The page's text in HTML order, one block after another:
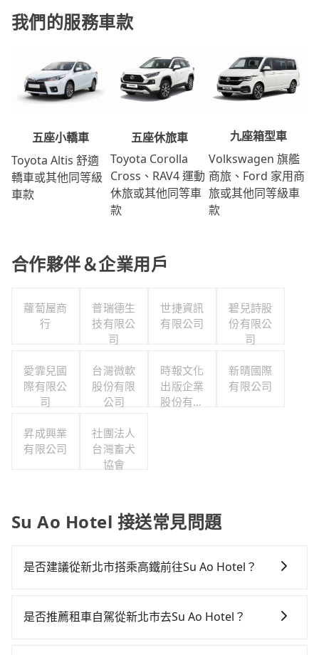
我們的服務車款
五座小轎車
Toyota Altis 舒適
轎車或其他同等級
車款
五座休旅車
Toyota Corolla
Cross、RAV4 運動
休旅或其他同等車
款
九座箱型車
Volkswagen 旗艦
商旅、Ford 家用商
旅或其他同等級車
款
合作夥伴＆企業用戶
蘿蔔屋商
行
普瑞德生
技有限公
司
世捷資訊
有限公司
碧兒詩股
份有限公
司
愛霏兒國
際有限公
司
台灣微軟
股份有限
公司
時報文化
出版企業
股份有限
新晴國際
有限公司
昇成興業
有限公司
社團法人
台灣畜犬
協會
Su Ao Hotel 接送常見問題
是否建議從新北市搭乘高鐵前往Su Ao Hotel？
費時、轉車麻煩，且難叫計程車前往高鐵站！台北-南港
是否推薦租車自駕從新北市去Su Ao Hotel？